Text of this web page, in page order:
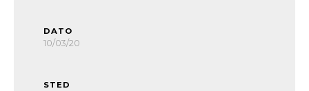
DATO
10/03/20
STED